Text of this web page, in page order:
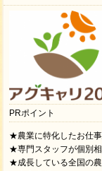
PRポイント
★農業に特化したお仕
★専門スタッフが個別
★成長している全国の